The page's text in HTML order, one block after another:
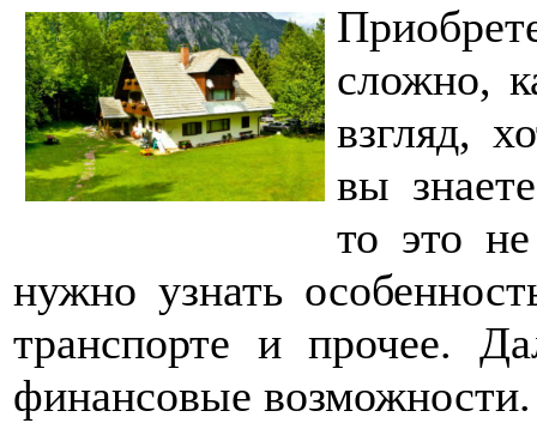
сложно,
взгляд,
вы
то это
нужно узнать
транспорте и прочее.
финансовые возможности.